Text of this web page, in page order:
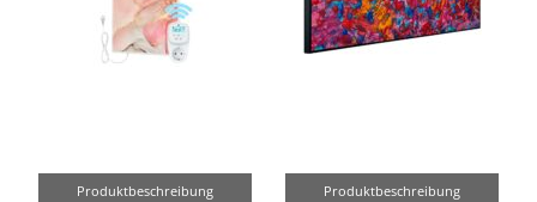
Produktbeschreibung Produktbeschreibung